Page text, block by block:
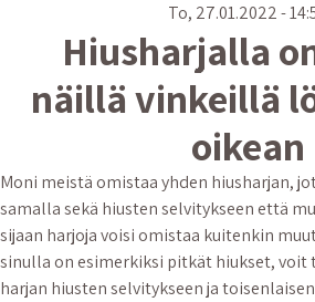
To, 27.01.2022 -
Hiusharjalla
näillä vinkeillä
oikean
Moni meistä omistaa yhden hiusharjan,
samalla sekä hiusten selvitykseen että
sijaan harjoja voisi omistaa kuitenkin
sinulla on esimerkiksi pitkät hiukset, voit
harjan hiusten selvitykseen ja